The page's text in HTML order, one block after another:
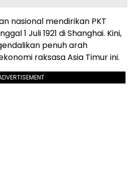
nasional mendirikan PKT
1 Juli 1921 di Shanghai. Kini,
penuh arah
raksasa Asia Timur ini.